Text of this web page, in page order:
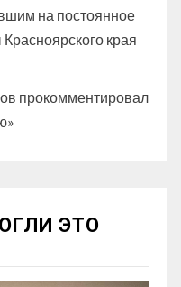
на постоянное
края
прокомментировал
ЭТО